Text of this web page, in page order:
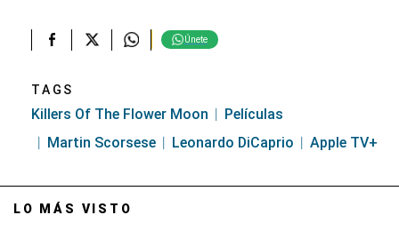
Únete
TAGS
Killers Of The Flower Moon
Películas
Martin Scorsese
Leonardo DiCaprio Apple TV+
LO MÁS VISTO